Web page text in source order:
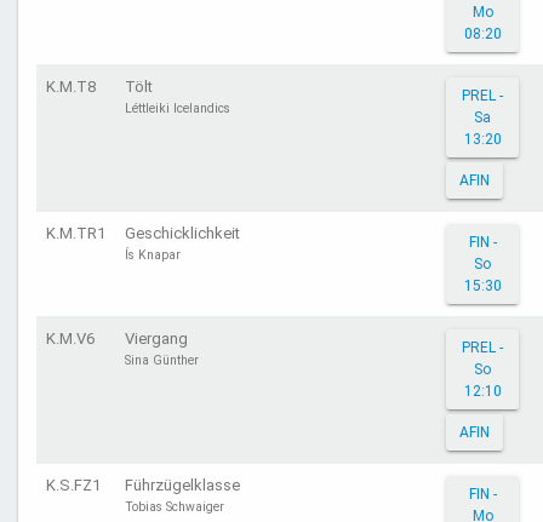
Mo
08:20
K.M.T8 Tölt
Léttleiki Icelandics
PREL -
Sa
13:20
AFIN
K.M.TR1 Geschicklichkeit
Ís Knapar
FIN -
So
15:30
K.M.V6 Viergang
Sina Günther
PREL -
So
12:10
AFIN
K.S.FZ1 Führzügelklasse
Tobias Schwaiger
FIN -
Mo